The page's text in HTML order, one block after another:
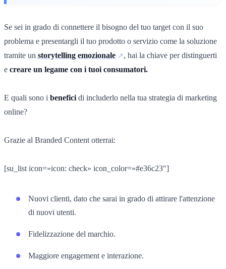
Se sei in grado di connettere il bisogno del tuo target con il suo
problema e presentargli il tuo prodotto o servizio come la soluzione
tramite un storytelling emozionale
, hai la chiave per distinguerti
e creare un legame con i tuoi consumatori.
E quali sono i benefici di includerlo nella tua strategia di marketing
online?
Grazie al Branded Content otterrai:
[su_list icon=»icon: check» icon_color=»#e36c23″]
Nuovi clienti, dato che sarai in grado di attirare l'attenzione
di nuovi utenti.
Fidelizzazione del marchio.
Maggiore engagement e interazione.